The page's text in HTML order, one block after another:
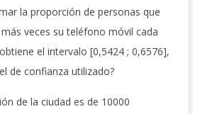
la proporción de personas que
veces su teléfono móvil cada
el intervalo [0,5424 ; 0,6576],
de confianza utilizado?
de la ciudad es de 10000